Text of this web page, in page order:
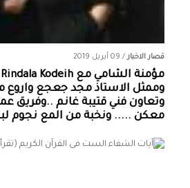
قصار الاخبار/ 09 أبريل 2019
وممثل الاستاذ مجد جعجع واروع
وتعاون فني قتيبة غانم ..وفريق
معكن ..... ونخبة من المع نجوم